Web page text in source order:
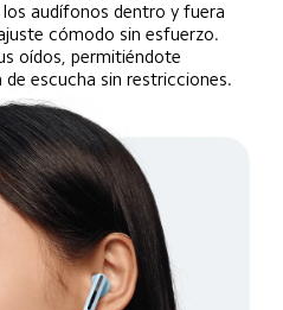
audífonos dentro y fuera
cómodo sin esfuerzo.
oídos, permitiéndote
escucha sin restricciones.